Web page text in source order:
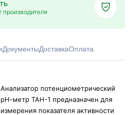
производителя
ДокументыДоставкаОплата
Анализатор потенциометрический
рН-метр ТАН-1 предназначен для
измерения показателя активности